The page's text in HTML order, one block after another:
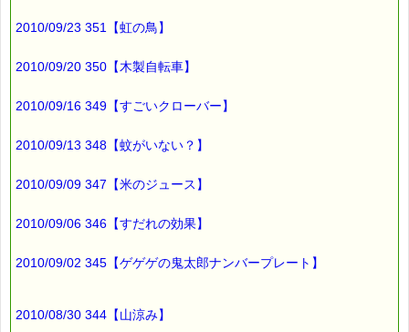
2010/09/23 351【虹の鳥】
2010/09/20 350【木製自転車】
2010/09/16 349【すごいクローバー】
2010/09/13 348【蚊がいない？】
2010/09/09 347【米のジュース】
2010/09/06 346【すだれの効果】
2010/09/02 345【ゲゲゲの鬼太郎ナンバープレート】
2010/08/30 344【山涼み】